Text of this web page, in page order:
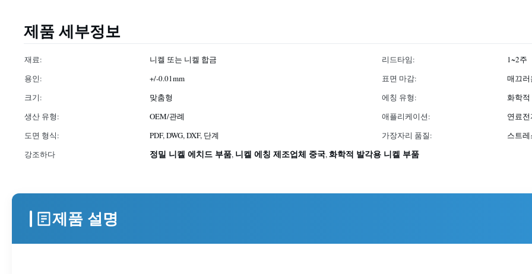
제품 세부정보
재료: 니켈 또는 니켈 합금 리드타임:
1~2주
용인:
+/-0.01mm 표면 마감:
매끄러
크기:
맞춤형 에칭 유형:
화학적
생산 유형:
OEM/관례 애플리케이션:
연료
도면 형식:
PDF, DWG, DXF, 단계 가장자리 품질:
스트
강조하다
정밀 니켈 에치드 부품, 니켈 에칭 제조업체 중국,화학적 발각용 니켈 부품
제품 설명